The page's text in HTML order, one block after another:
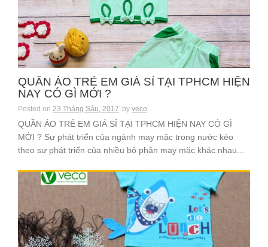
QUẦN ÁO TRẺ EM GIÁ SỈ TẠI TPHCM HIỆN
NAY CÓ GÌ MỚI ?
Posted on 23 Tháng Sáu, 2017 by veco
QUẦN ÁO TRẺ EM GIÁ SỈ TẠI TPHCM HIỆN NAY CÓ GÌ
MỚI ? Sự phát triển của ngành may mặc trong nước kéo
theo sự phát triển của nhiều bộ phận may mặc khác nhau...